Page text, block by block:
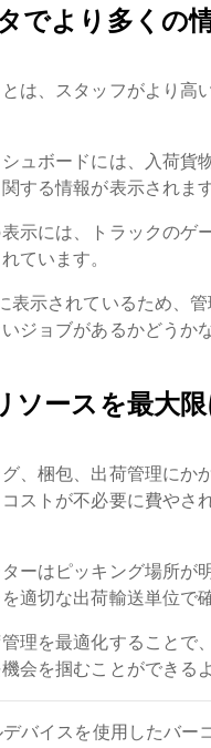
でより多くの
は、スタッフがより高
ュボードには、入荷
する情報が表示されます
示には、トラックのゲ
ています。
表示されているため、
ジョブがあるかどうか
ソースを最大
、梱包、出荷管理にか
ストが不必要に費やさ
ーはピッキング場所が
適切な出荷輸送単位で
理を最適化することで
会を掴むことができる
バイスを使用したバー